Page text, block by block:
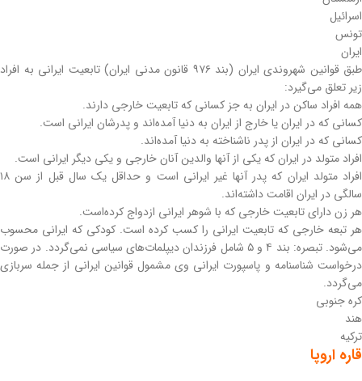
اسرائیل
تونس
ایران
طبق قوانین شهروندی ایران (بند ۹۷۶ قانون مدنی ایران) تابعیت ایرانی به افراد
زیر تعلق می‌گیرد:
همه افراد ساکن در ایران به جز کسانی که تابعیت خارجی دارند.
کسانی که در ایران یا خارج از ایران به دنیا آمده‌اند و پدرشان ایرانی است.
کسانی که در ایران از پدر ناشناخته به دنیا آمده‌اند.
افراد متولد در ایران که یکی از آنها والدین آنان خارجی و یکی دیگر ایرانی است.
افراد متولد ایران که پدر آنها غیر ایرانی است و حداقل یک سال قبل از سن ۱۸
سالگی در ایران اقامت داشته‌اند.
هر زن دارای تابعیت خارجی که با شوهر ایرانی ازدواج کرده‌است.
هر تبعه خارجی که تابعیت ایرانی را کسب کرده ‌است. کودکی که ایرانی محسوب
می‌شود. تبصره: بند ۴ و ۵ شامل فرزندان دیپلمات‌های سیاسی نمی‌گردد. در صورت
درخواست شناسنامه و پاسپورت ایرانی وی مشمول قوانین ایرانی از جمله سربازی
می‌گردد.
کره جنوبی
هند
ترکیه
قاره اروپا